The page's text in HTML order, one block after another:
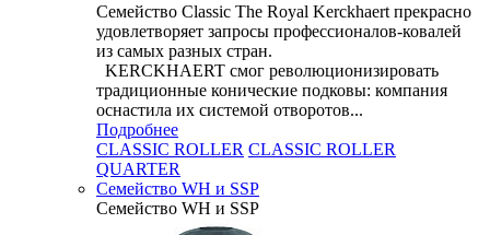
Семейство Classic The Royal Kerckhaert прекрасно
удовлетворяет запросы профессионалов-ковалей
из самых разных стран.
KERCKHAERT смог революционизировать
традиционные конические подковы: компания
оснастила их системой отворотов...
Подробнее
CLASSIC ROLLER CLASSIC ROLLER
QUARTER
Семейство WH и SSP
Семейство WH и SSP